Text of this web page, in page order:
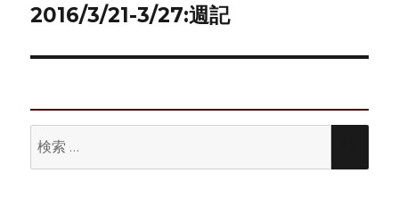
ゲ
ー
ョ
ン
次
投
2016/3/21-3/27:週記
索